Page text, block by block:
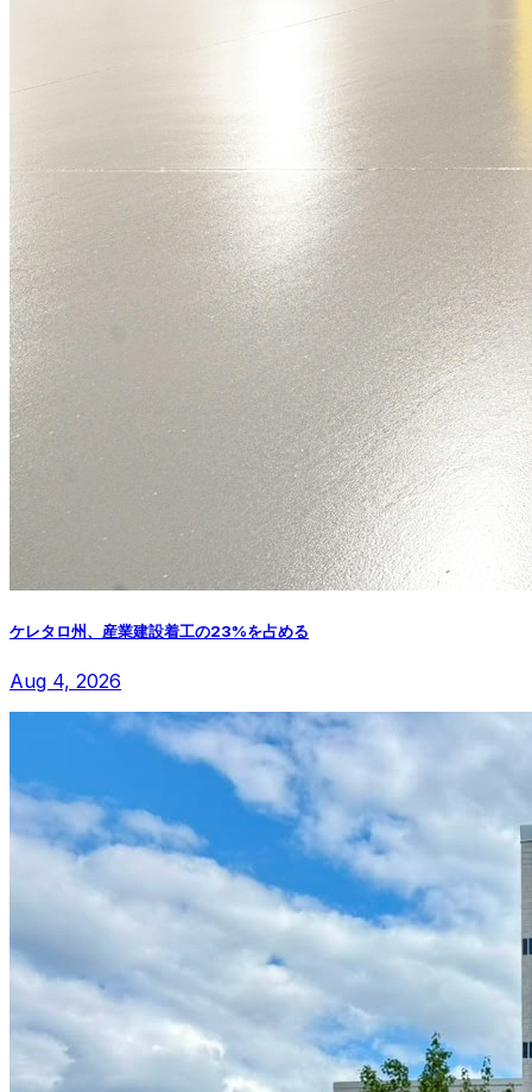
ケレタロ州、産業建設着工の23%を占める
Aug 4, 2026